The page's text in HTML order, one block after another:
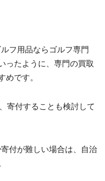
フ用品ならゴルフ専門
たように、 専門の買取
です。
寄付することも検討して
付が難しい場合は、 自治